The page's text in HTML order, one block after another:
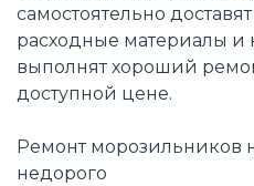
самостоятельно
расходные материалы
выполнят хороший
доступной цене.
Ремонт морозильников
недорого